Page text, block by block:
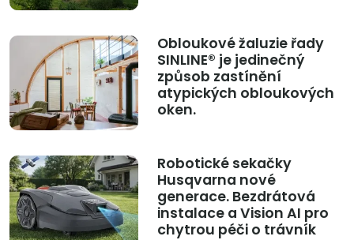
Obloukové žaluzie řady
SINLINE® je jedinečný
způsob zastínění
atypických obloukových
oken.
Robotické sekačky
Husqvarna nové
generace. Bezdrátová
instalace a Vision AI pro
chytrou péči o trávník